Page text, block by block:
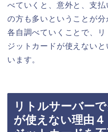
べていくと、意外と、支
の方も多いということが分
各自調べていくことで、
ジットカードが使えない
います。
リトルサーバー
が使えない理由